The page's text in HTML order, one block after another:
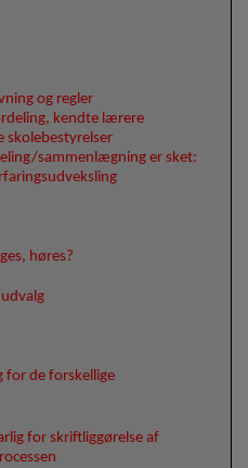
og regler
kendte lærere
skolebestyrelser
sammenlægning er sket:
høres?
for de forskellige
for skriftliggørelse af